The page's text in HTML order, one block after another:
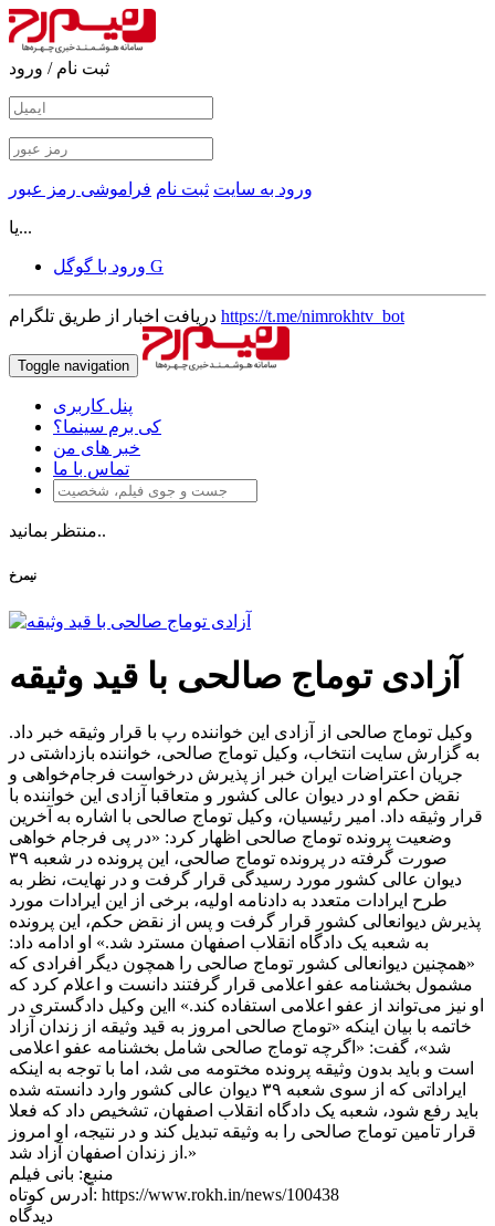
ثبت نام / ورود
ورود به سایت ثبت نام فراموشی رمز عبور
یا...
ورود با گوگل G
https://t.me/nimrokhtv_bot
Toggle navigation
پنل کاربری
کی برم سینما؟
خبر های من
تماس با ما
منتظر بمانید..
نیمرخ
آزادی توماج صالحی با قید وثیقه
وکیل توماج صالحی از آزادی این خواننده رپ با قرار وثیقه خبر داد.
به گزارش سایت انتخاب، وکیل توماج صالحی، خواننده بازداشتی در
جریان اعتراضات ایران خبر از پذیرش درخواست فرجام‌خواهی و
نقض حکم او در دیوان عالی کشور و متعاقبا آزادی این خواننده با
قرار وثیقه داد. امیر رئیسیان، وکیل توماج صالحی با اشاره به آخرین
وضعیت پرونده توماج صالحی اظهار کرد: «در پی فرجام خواهی
صورت گرفته در پرونده توماج صالحی، این پرونده در شعبه ۳۹
دیوان عالی کشور مورد رسیدگی قرار گرفت و در نهایت، نظر به
طرح ایرادات متعدد به دادنامه اولیه، برخی از این ایرادات مورد
پذیرش دیوانعالی کشور قرار گرفت و پس از نقض حکم، این پرونده
به شعبه یک دادگاه انقلاب اصفهان مسترد شد.» او ادامه داد:
«همچنین دیوانعالی کشور توماج صالحی را همچون دیگر افرادی که
مشمول بخشنامه عفو اعلامی قرار گرفتند دانست و اعلام کرد که
او نیز می‌تواند از عفو اعلامی استفاده کند.» ااین وکیل دادگستری در
خاتمه با بیان اینکه «توماج صالحی امروز به قید وثیقه از زندان آزاد
شد»، گفت: «اگرچه توماج صالحی شامل بخشنامه عفو اعلامی
است و باید بدون وثیقه پرونده مختومه می شد، اما با توجه به اینکه
ایراداتی که از سوی شعبه ۳۹ دیوان عالی کشور وارد دانسته شده
باید رفع شود، شعبه یک دادگاه انقلاب اصفهان، تشخیص داد که فعلا
قرار تامین توماج صالحی را به وثیقه تبدیل کند و در نتیجه، او امروز
از زندان اصفهان آزاد شد.»
منبع: بانی فیلم
آدرس کوتاه: https://www.rokh.in/news/100438
دیدگاه